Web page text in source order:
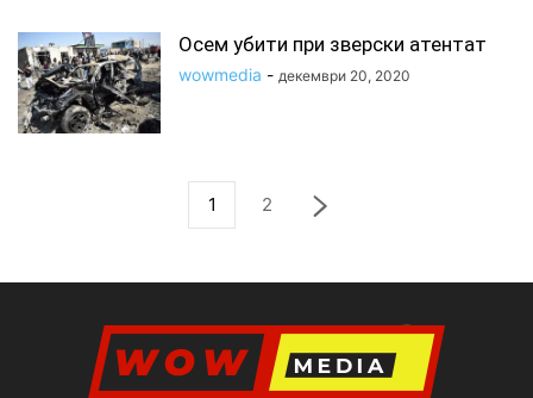
Осем убити при зверски атентат
wowmedia - декември 20, 2020
1 2